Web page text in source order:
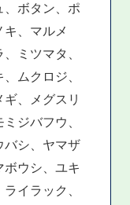
、ボタン、ポ
、マルメ
ミツマタ、
ムクロジ、
、メグスリ
ジバフウ、
バシ、ヤマザ
ボウシ、ユキ
イラック、